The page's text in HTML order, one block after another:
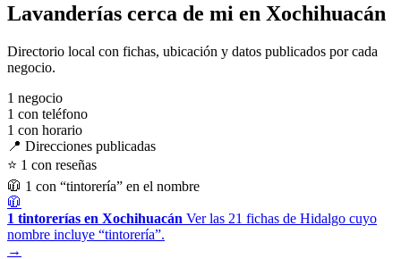
Lavanderías cerca de mi en Xochihuacán
Directorio local con fichas, ubicación y datos publicados por cada
negocio.
1 negocio
1 con teléfono
1 con horario
📍 Direcciones publicadas
⭐ 1 con reseñas
🧥 1 con “tintorería” en el nombre
🧥
1 tintorerías en Xochihuacán Ver las 21 fichas de Hidalgo cuyo
nombre incluye “tintorería”.
→